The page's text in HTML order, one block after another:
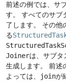
前述の例では、サ
す。
すべてのサブ
了します。
その他
る
Joinerは、サブタ
生成します。
前述
よっては、
joinが